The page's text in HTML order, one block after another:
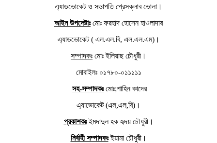
এ্যাডভোকেট ও সভাপতি প্রেসক্লাব ভোলা।
আইন উপদেষ্টাঃমোঃ ফরহাদ হোসেন হাওলাদার
এ্যাডভোকেট ( এল.এল.বি, এল.এল.এম)।
সম্পাদকঃ মোঃ ইলিয়াছ চৌধুরী।
মোবাইলঃ ০১৭৮০-০১১১১১
সহ-সম্পাদকঃমোঃ;শাহিন কাদের
এ্যাভোকেট (এল,এল,বি)।
প্রকাশকঃইমদাদুল হক হৃদয় চৌধুরী।
নির্বাহী সম্পাদকঃইয়ামা চৌধুরী।